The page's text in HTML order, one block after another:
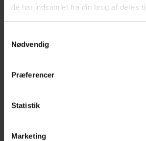
de har indsamlet fra din brug af deres
Nødvendig
Præferencer
Statistik
Marketing
Medarbejdere